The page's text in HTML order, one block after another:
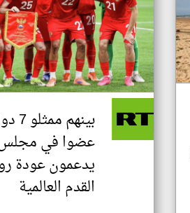
عضوا في مجلس
يدعمون عودة
القدم العالمية